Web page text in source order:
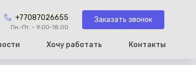
+77087026655
Пн.-Пт. – 9:00-18:00
Заказать звонок
Хочу работать Контакты